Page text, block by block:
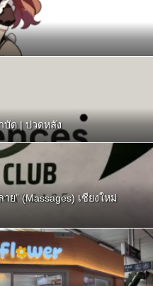
บัด | ปวดหลัง
” (Massages) เชียงใหม่